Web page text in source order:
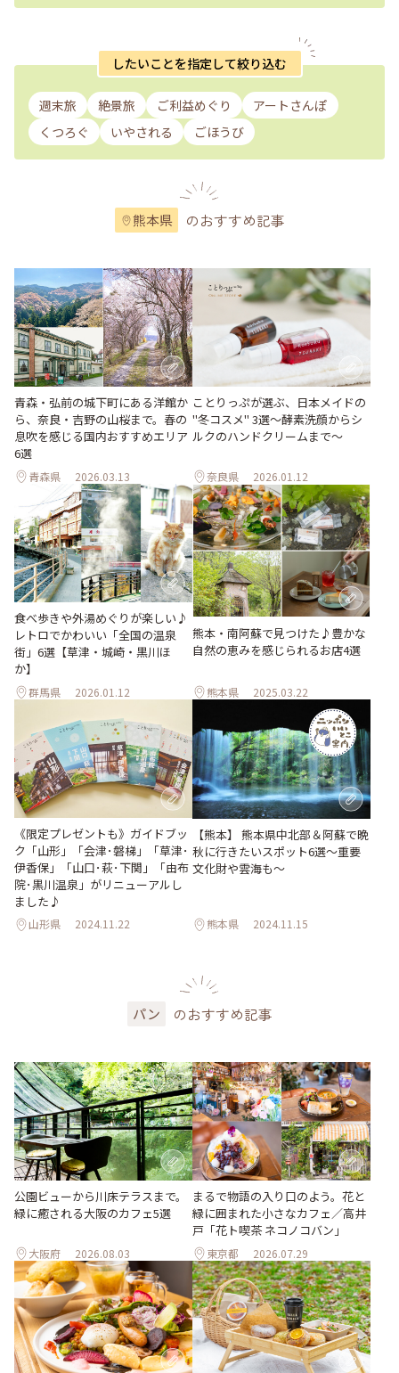
したいことを指定して絞り込む
週末旅 絶景旅 ご利益めぐり
アートさんぽ
くつろぐ
いやされる ごほうび
熊本県 のおすすめ記事
青森・弘前の城下町にある洋館か
ら、奈良・吉野の山桜まで。春の
息吹を感じる国内おすすめエリア
6選
青森県 2026.03.13
ことりっぷが選ぶ、日本メイドの
"冬コスメ" 3選～酵素洗顔からシ
ルクのハンドクリームまで～
奈良県 2026.01.12
食べ歩きや外湯めぐりが楽しい♪
レトロでかわいい「全国の温泉
街」6選【草津・城崎・黒川ほ
か】
群馬県 2026.01.12
熊本・南阿蘇で見つけた♪豊かな
自然の恵みを感じられるお店4選
熊本県 2025.03.22
《限定プレゼントも》ガイドブッ
ク「山形」「会津･磐梯」「草津･
伊香保」「山口･萩･下関」「由布
院･黒川温泉」がリニューアルし
ました♪
山形県 2024.11.22
【熊本】 熊本県中北部＆阿蘇で晩
秋に行きたいスポット6選〜重要
文化財や雲海も〜
熊本県 2024.11.15
パン のおすすめ記事
公園ビューから川床テラスまで。
緑に癒される大阪のカフェ5選
大阪府 2026.08.03
まるで物語の入り口のよう。花と
緑に囲まれた小さなカフェ／高井
戸「花ト喫茶 ネコノコバン」
東京都 2026.07.29